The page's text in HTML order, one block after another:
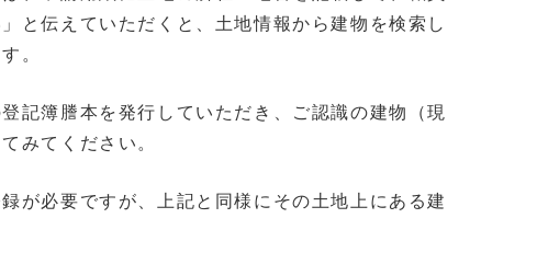
と伝えていただくと、土地情報から建物を検索し
。
記簿謄本を発行していただき、ご認識の建物（現
みてください。
が必要ですが、上記と同様にその土地上にある建